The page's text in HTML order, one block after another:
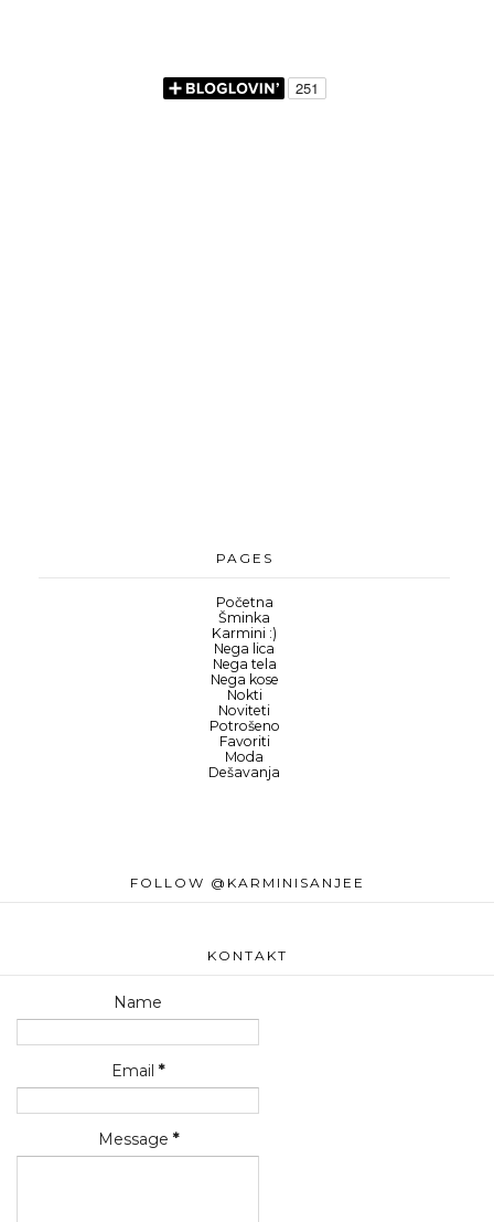
PAGES
Početna
Šminka
Karmini :)
Nega lica
Nega tela
Nega kose
Nokti
Noviteti
Potrošeno
Favoriti
Moda
Dešavanja
FOLLOW @KARMINISANJEE
KONTAKT
Name
Email *
Message *